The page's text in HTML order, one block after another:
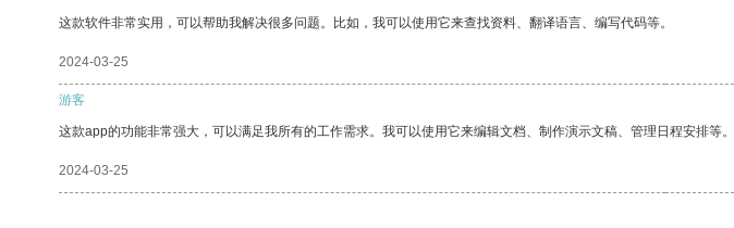
这款软件非常实用，可以帮助我解决很多问题。比如，我可以使用它来查找资料、翻译语言、编写代码等。
2024-03-25
游客
这款app的功能非常强大，可以满足我所有的工作需求。我可以使用它来编辑文档、制作演示文稿、管理日程安排等。
2024-03-25